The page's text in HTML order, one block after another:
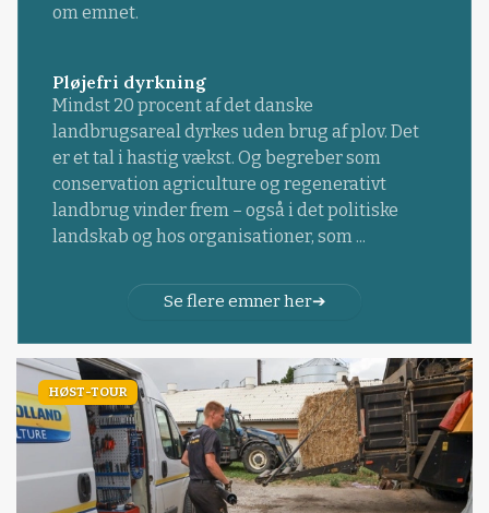
om emnet.
Pløjefri dyrkning
Mindst 20 procent af det danske
landbrugsareal dyrkes uden brug af plov. Det
er et tal i hastig vækst. Og begreber som
conservation agriculture og regenerativt
landbrug vinder frem – også i det politiske
landskab og hos organisationer, som ...
Se flere emner her
HØST-TOUR